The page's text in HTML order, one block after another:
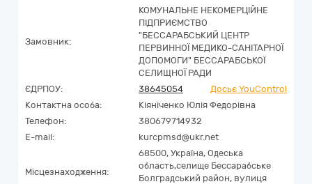
Замовник:
КОМУНАЛЬНЕ НЕКОМЕРЦІЙНЕ
ПІДПРИЄМСТВО
"БЕССАРАБСЬКИЙ ЦЕНТР
ПЕРВИННОЇ МЕДИКО-САНІТАРНОЇ
ДОПОМОГИ" БЕССАРАБСЬКОЇ
СЕЛИЩНОЇ РАДИ
ЄДРПОУ:
38645054
Досьє YouControl
Контактна особа:
Кіяніченко Юлія Федорівна
Телефон:
380679714932
E-mail:
kurcpmsd@ukr.net
Місцезнаходження:
68500, Україна, Одеська
область,селище Бессарабське
Болградський район, вулиця